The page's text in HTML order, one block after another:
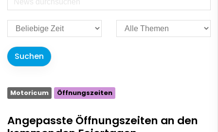
Motoricum Öffnungszeiten
Angepasste Öffnungszeiten an den